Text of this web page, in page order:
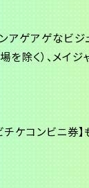
アゲアゲなビジ
を除く）、メ
ケコンビニ券】